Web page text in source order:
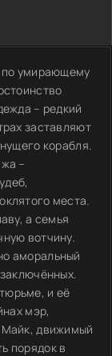
по умирающему
– редкий
заставляют
корабля.
–
места.
а семья
вотчину.
аморальный
и её
мэр,
движимый
порядок в